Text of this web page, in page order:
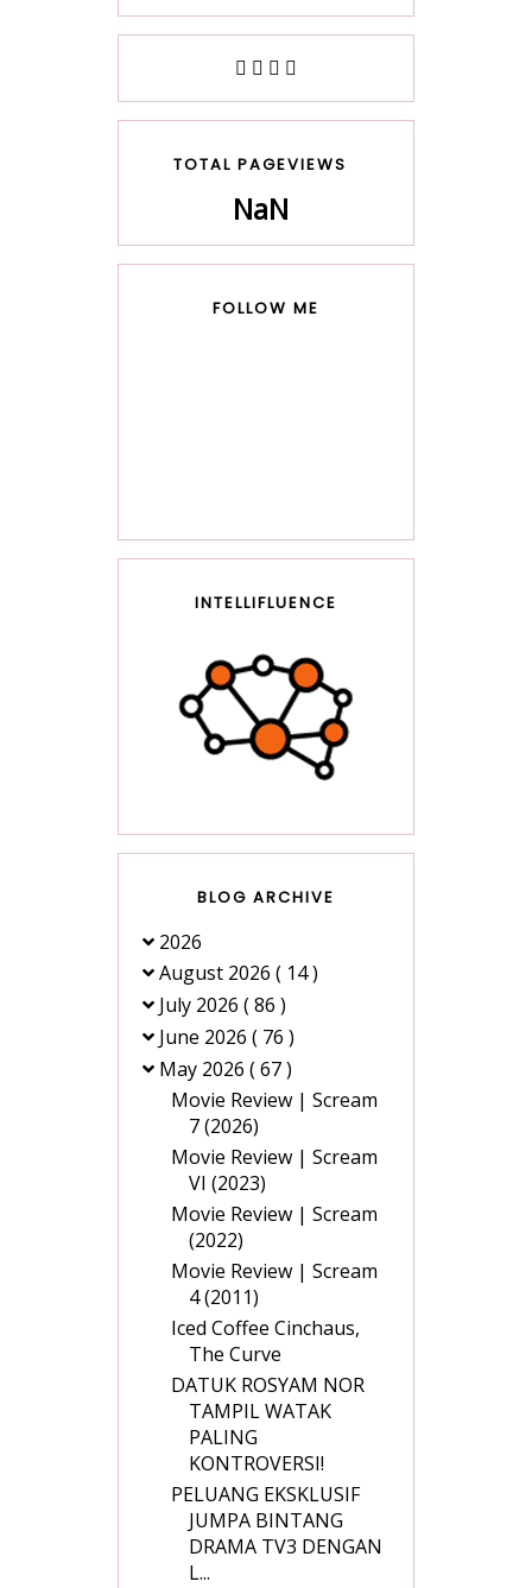
TOTAL PAGEVIEWS
NaN
FOLLOW ME
INTELLIFLUENCE
BLOG ARCHIVE
2026
August 2026 ( 14 )
July 2026 ( 86 )
June 2026 ( 76 )
May 2026 ( 67 )
Movie Review | Scream
7 (2026)
Movie Review | Scream
VI (2023)
Movie Review | Scream
(2022)
Movie Review | Scream
4 (2011)
Iced Coffee Cinchaus,
The Curve
DATUK ROSYAM NOR
TAMPIL WATAK
PALING
KONTROVERSI!
PELUANG EKSKLUSIF
JUMPA BINTANG
DRAMA TV3 DENGAN
L...